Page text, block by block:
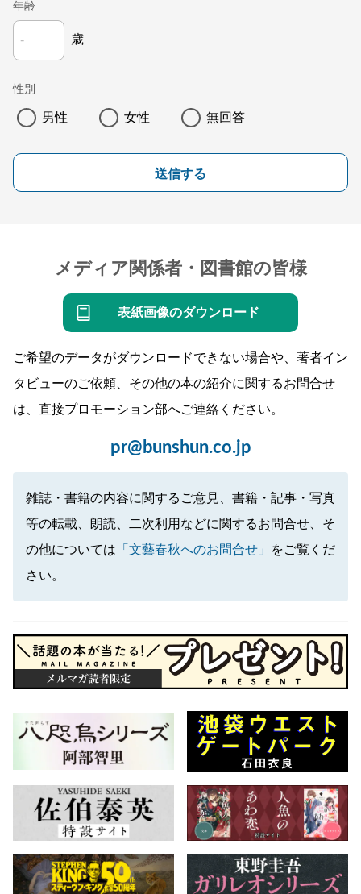
年齢
歳
性別
男性 女性 無回答
送信する
メディア関係者・図書館の皆様
表紙画像のダウンロード
ご希望のデータがダウンロードできない場合や、著者イン
タビューのご依頼、その他の本の紹介に関するお問合せ
は、直接プロモーション部へご連絡ください。
pr@bunshun.co.jp
雑誌・書籍の内容に関するご意見、書籍・記事・写真
等の転載、朗読、二次利用などに関するお問合せ、そ
の他については 「文藝春秋へのお問合せ」
をご覧くだ
さい。